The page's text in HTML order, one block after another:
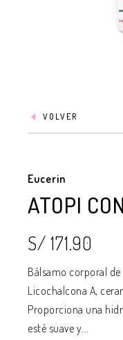
VOLVER
Eucerin
ATOPI
S/ 171.90
Bálsamo corporal
Licochalcona A,
Proporciona una
esté suave y...